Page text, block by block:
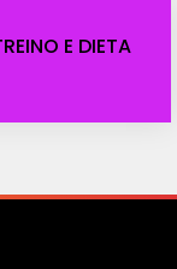
E DIETA